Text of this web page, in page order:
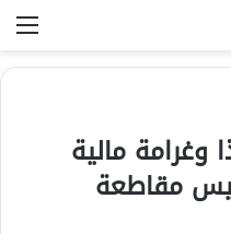
وغرامة مالية
مقاطعة